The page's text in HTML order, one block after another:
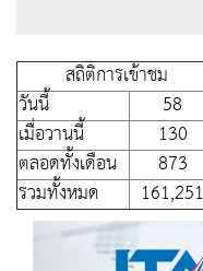
สถิติการเข้าชม
วันนี้
58
เมื่อวานนี้
130
ตลอดทั้งเดือน
873
รวมทั้งหมด
161,251